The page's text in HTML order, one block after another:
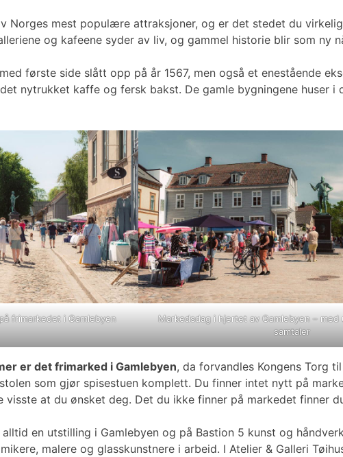
Norges mest populære attraksjoner, og er det stedet du
og kafeene syder av liv, og gammel historie blir som ny
første side slått opp på år 1567, men også et enestående
nytrukket kaffe og fersk bakst. De gamle bygningene huser
frimarkedet i Gamlebyen
Markedsdag i hjertet av Gamlebyen –
samtaler
er det frimarked i Gamlebyen, da forvandles Kongens Torg
som gjør spisestuen komplett. Du finner intet nytt på
at du ønsket deg. Det du ikke finner på markedet finner
en utstilling i Gamlebyen og på Bastion 5 kunst og
malere og glasskunstnere i arbeid. I Atelier & Galleri